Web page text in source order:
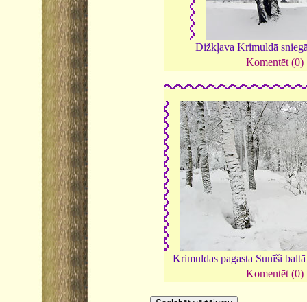
Dižkļava Krimuldā
Komentēt (0)
Krimuldas pagasta Sunīši
Komentēt (0)